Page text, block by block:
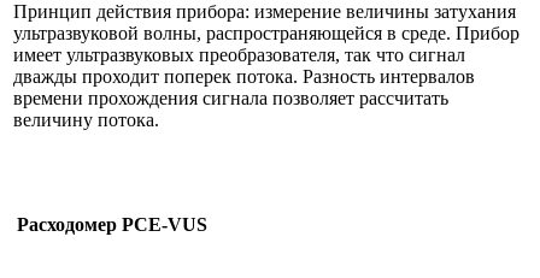
Принцип действия прибора: измерение величины затухания
ультразвуковой волны, распространяющейся в среде. Прибор
имеет ультразвуковых преобразователя, так что сигнал
дважды проходит поперек потока. Разность интервалов
времени прохождения сигнала позволяет рассчитать
величину потока.
Расходомер PCE-VUS